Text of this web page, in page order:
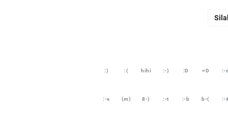
:) :( hihi :-) :D =D :-d
:-s (m) 8-) :-t :-b b-( :-